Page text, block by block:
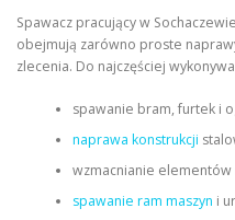
Spawacz pracujący w
obejmują zarówno proste
zlecenia. Do najczęściej
spawanie bram, furtek i
naprawa konstrukcji
wzmacnianie elementów
spawanie ram maszyn i